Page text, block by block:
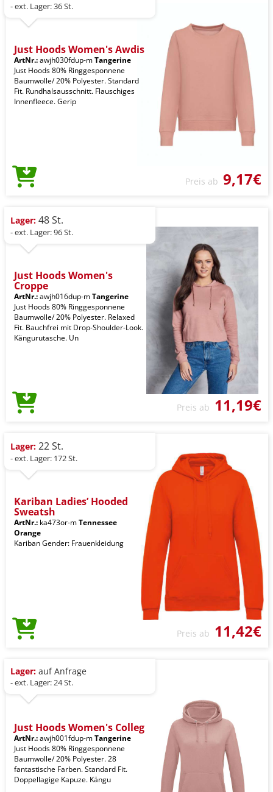
- ext. Lager: 36 St.
Just Hoods Women's Awdis
ArtNr.:awjh030fdup-mTangerine
Just Hoods 80% Ringgesponnene
Baumwolle/ 20% Polyester. Standard
Fit. Rundhalsausschnitt. Flauschiges
Innenfleece. Gerip
Preis ab 9,17€
Lager: 48 St.
- ext. Lager: 96 St.
Just Hoods Women's
Croppe
ArtNr.:awjh016dup-mTangerine
Just Hoods 80% Ringgesponnene
Baumwolle/ 20% Polyester. Relaxed
Fit. Bauchfrei mit Drop-Shoulder-Look.
Kängurutasche. Un
Preis ab 11,19€
Lager: 22 St.
- ext. Lager: 172 St.
Kariban Ladies’ Hooded
Sweatsh
ArtNr.: ka473or-mTennessee
Orange
Kariban Gender: Frauenkleidung
Preis ab 11,42€
Lager: auf Anfrage
- ext. Lager: 24 St.
Just Hoods Women's Colleg
ArtNr.:awjh001fdup-mTangerine
Just Hoods 80% Ringgesponnene
Baumwolle/ 20% Polyester. 28
fantastische Farben. Standard Fit.
Doppellagige Kapuze. Kängu